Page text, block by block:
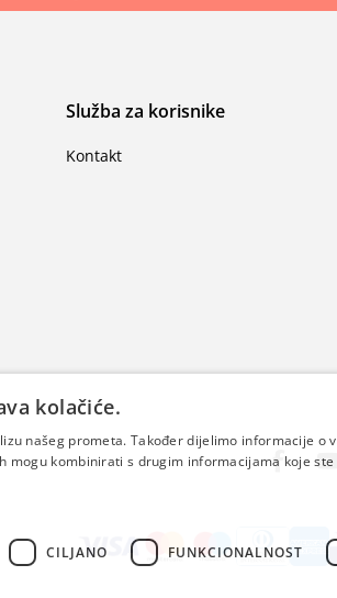
Služba za korisnike
Kontakt
kolačiće.
našeg prometa. Također dijelimo informacije o
kombinirati s drugim informacijama koje
CILJANO FUNKCIONALNOST